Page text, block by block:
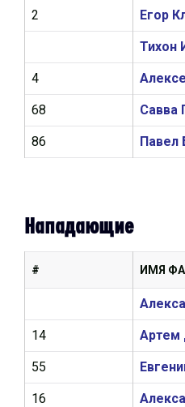
Егор
Тихон
Савва
Павел
2
4
68
86
Нападающие
ИМЯ
Артем
#
14
55
16